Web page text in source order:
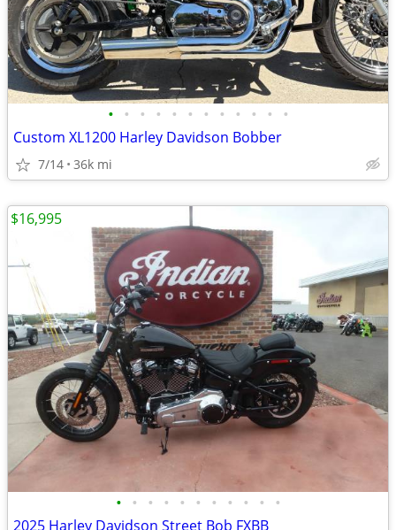
• • • • • • • • • • • •
Custom XL1200 Harley Davidson Bobber
7/14 36k mi
• • • • • • • • • • •
2025 Harley Davidson Street Bob FXBB
$16,995